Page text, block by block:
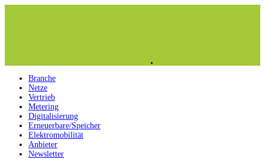
Branche
Netze
Vertrieb
Metering
Digitalisierung
Erneuerbare/Speicher
Elektromobilität
Anbieter
Newsletter